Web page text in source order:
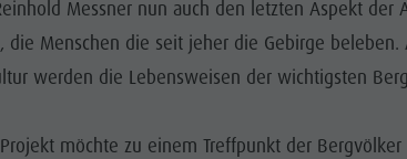
Messner nun auch den letzten Aspekt der
die Menschen die seit jeher die Gebirge beleben.
werden die Lebensweisen der wichtigsten
möchte zu einem Treffpunkt der